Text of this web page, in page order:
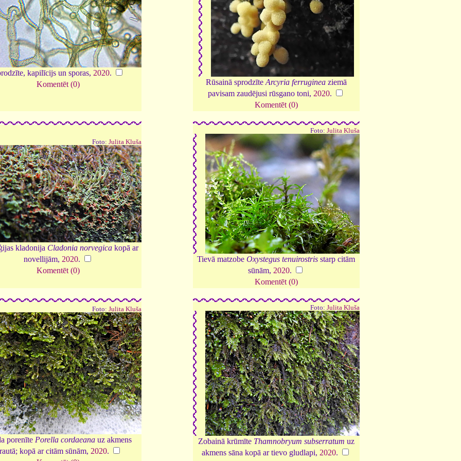
kapilīcijs un sporas, 2020.
Komentēt (0)
Rūsainā sprodzīte Arcyria ferrugineaziemā
pavisam zaudējusi rūsgano toni, 2020.
Komentēt (0)
Foto: Julita Kluša
kladonija Cladonia norvegicakopā ar
novellijām, 2020.
Komentēt (0)
Foto: Julita Kluša
Tievā matzobe Oxystegus tenuirostris starp citām
sūnām, 2020.
Komentēt (0)
Foto: Julita Kluša
porenīte Porella cordaeana uz akmens
kopā ar citām sūnām, 2020.
Foto: Julita Kluša
Zobainā krūmīte Thamnobryum subserratum uz
akmens sāna kopā ar tievo gludlapi, 2020.